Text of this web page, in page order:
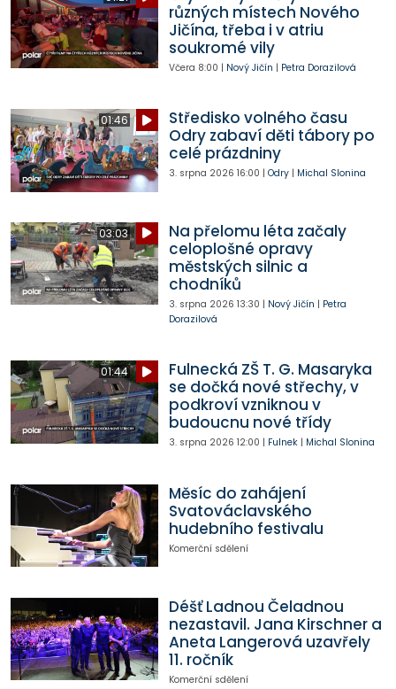
různých místech Nového
Jičína, třeba i v atriu
soukromé vily
Včera 8:00 | Nový Jičín | Petra Dorazilová
01:46
Středisko volného času
Odry zabaví děti tábory po
celé prázdniny
3. srpna 2026 16:00 | Odry| Michal Slonina
03:03
Na přelomu léta začaly
celoplošné opravy
městských silnic a
chodníků
3. srpna 2026 13:30 | Nový Jičín | Petra
Dorazilová
01:44
Fulnecká ZŠ T. G. Masaryka
se dočká nové střechy, v
podkroví vzniknou v
budoucnu nové třídy
3. srpna 2026 12:00 | Fulnek| Michal Slonina
Měsíc do zahájení
Svatováclavského
hudebního festivalu
Komerční sdělení
Déšť Ladnou Čeladnou
nezastavil. Jana Kirschner a
Aneta Langerová uzavřely
11. ročník
Komerční sdělení